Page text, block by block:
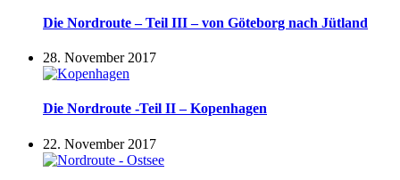
Die Nordroute – Teil III – von Göteborg nach Jütland
28. November 2017
Die Nordroute -Teil II – Kopenhagen
22. November 2017